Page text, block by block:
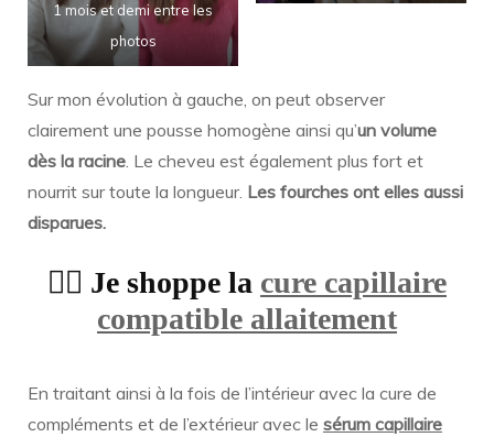
1 mois et demi entre les
photos
Sur mon évolution à gauche, on peut observer
clairement une pousse homogène ainsi qu’un volume
dès la racine. Le cheveu est également plus fort et
nourrit sur toute la longueur. Les fourches ont elles aussi
disparues.
👉🏻 Je shoppe la cure capillaire
compatible allaitement
En traitant ainsi à la fois de l’intérieur avec la cure de
compléments et de l’extérieur avec le sérum capillaire